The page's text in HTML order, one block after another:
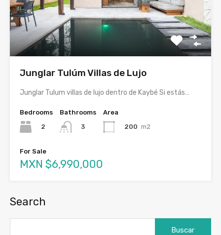
Junglar Tulúm Villas de Lujo
Junglar Tulum villas de lujo dentro de Kaybé Si estás…
Bedrooms
2
Bathrooms
3
Area
200 m2
For Sale
MXN $6,990,000
Search